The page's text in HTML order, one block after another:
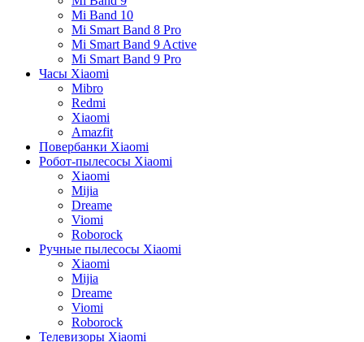
Mi Band 10
Mi Smart Band 8 Pro
Mi Smart Band 9 Active
Mi Smart Band 9 Pro
Часы Xiaomi
Mibro
Redmi
Xiaomi
Amazfit
Повербанки Xiaomi
Робот-пылесосы Xiaomi
Xiaomi
Mijia
Dreame
Viomi
Roborock
Ручные пылесосы Xiaomi
Xiaomi
Mijia
Dreame
Viomi
Roborock
Телевизоры Xiaomi